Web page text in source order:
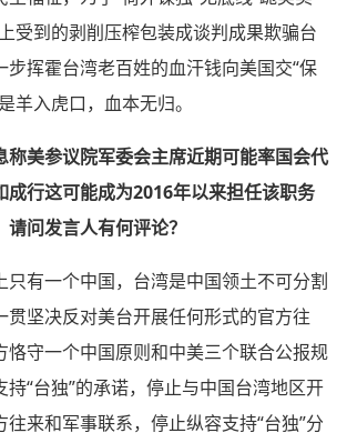
受到的剥削压榨包装成谈判成果欺骗台
步挥霍台湾老百姓的血汗钱向美国交“保
羊入虎口，血本无归。
称美参议院军委会主席近期可能率国会代
成行这可能成为2016年以来担任该职务
问发言人有何评论？
只有一个中国，台湾是中国领土不可分割
贯坚决反对美台开展任何形式的官方往
恪守一个中国原则和中美三个联合公报规
持“台独”的承诺，停止与中国台湾地区开
往来和军事联系，停止纵容支持“台独”分